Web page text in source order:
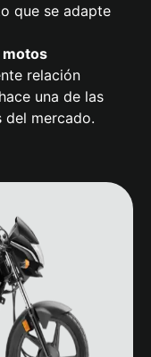
que se adapte
motos
relación
una de las
del mercado.